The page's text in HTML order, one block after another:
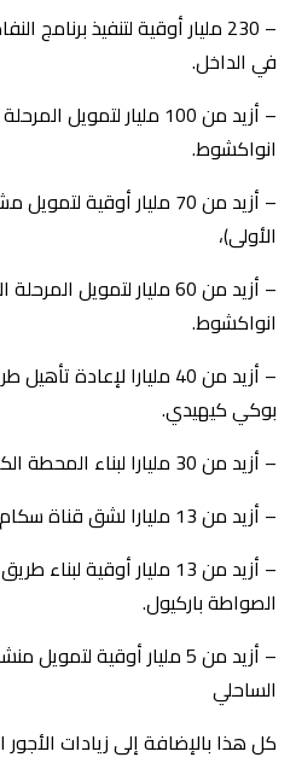
– 230 مليار أوقية لتنفيذ برنامج
في الداخل.
– أزيد من 100 مليار لتمويل
انواكشوط.
– أزيد من 70 مليار
الأولى)،
– أزيد من 60 مليار لتمويل
انواكشوط.
– أزيد من 40 مليارا
بوكي كيهيدي.
– أزيد من 30 مليارا لبناء المحطة الكهربائية 72 ميكاوات.
– أزيد من 13 مليارا لشق قناة سكام الزراعية.
– أزيد من 13 مليار أوقية
الصواطة باركيول.
– أزيد من 5 مليار أوقية
الساحلي
كل هذا بالإضافة إلى زيادات